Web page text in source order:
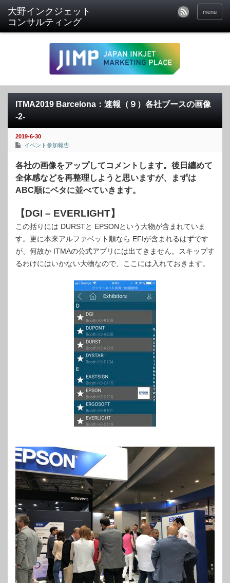
menu
ITMA2019 Barcelona：速報（９）各社ブースの画像
-2-
2019-6-30
イベント参加報告
各社の画像をアップしてコメントします。後日纏めて
全体感などを再整理しようと思いますが、まずは
ABC順にベタに並べていきます。
【DGI – EVERLIGHT】
この括りには DURSTと EPSONという大物が含まれていま
す。更に本来アルファベット順なら EFIが含まれるはずです
が、何故か ITMAの公式アプリには出てきません。スキップす
るわけにはいかない大物なので、ここには入れておきます。